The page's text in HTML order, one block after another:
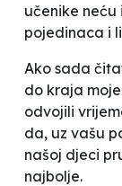
učenike
pojedinaca i
Ako sada
do kraja moje
odvojili
da, uz vašu
našoj djeci
najbolje.